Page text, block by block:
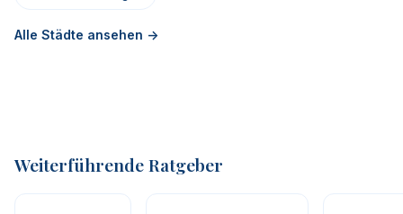
Alle Städte ansehen ->
Weiterführende Ratgeber